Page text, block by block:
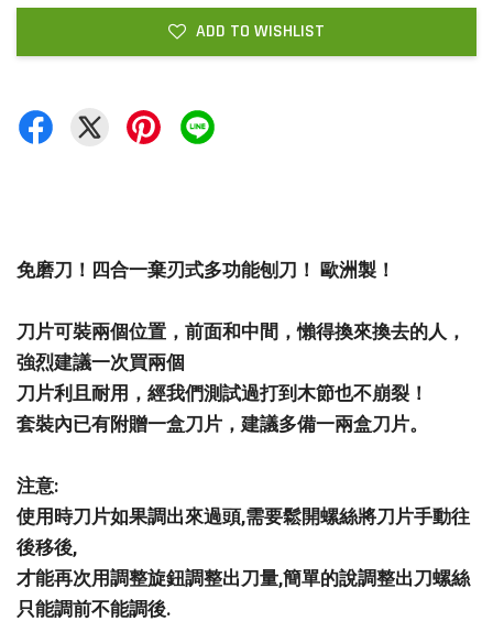
ADD TO WISHLIST
免磨刀！四合一棄刃式多功能刨刀！ 歐洲製！
刀片可裝兩個位置，前面和中間，懶得換來換去的人，
強烈建議一次買兩個
刀片利且耐用，經我們測試過打到木節也不崩裂！
套裝內已有附贈一盒刀片，建議多備一兩盒刀片。
注意:
使用時刀片如果調出來過頭,需要鬆開螺絲將刀片手動往
後移後,
才能再次用調整旋鈕調整出刀量,簡單的說調整出刀螺絲
只能調前不能調後.